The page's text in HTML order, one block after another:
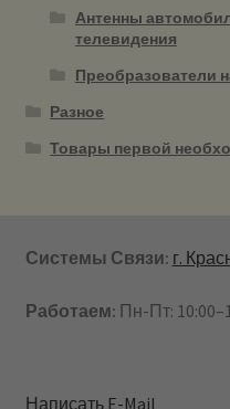
Антенны
телевидения
Преобразователи
Разное
Товары первой
Системы Связи: г.
Работаем: Пн-Пт:
Написать E-Mail